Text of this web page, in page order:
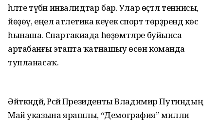
һәләте түбән инвалидтар бар. Улар өҫтәл теннисы,
йөҙөү, еңел атлетика кеүек спорт төрҙәрендә көс
һынаша. Спартакиада һөҙөмтәләре буйынса
артабанғы этапта ҡатнашыу өсөн команда
тупланасаҡ.
Әйткәндәй, Рәсәй Президенты Владимир Путиндың
Май указына ярашлы, “Демография” милли